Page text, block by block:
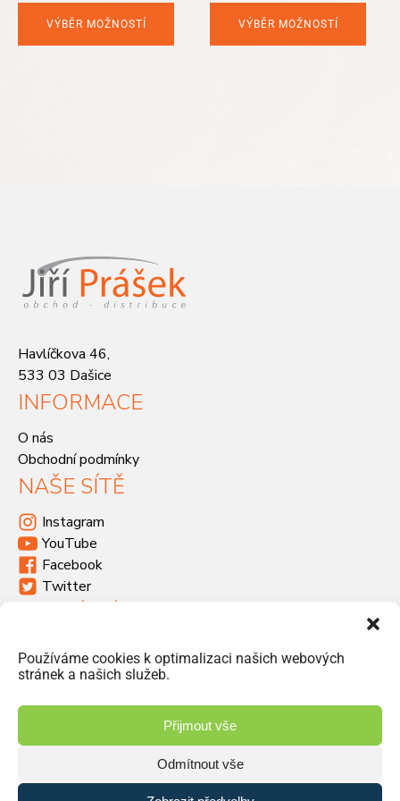
Používáme cookies k optimalizaci našich webových
stránek a našich služeb.
Přijmout vše
Odmítnout vše
VÝBĚR MOŽNOSTÍ
was:
225 Kč.
150 Kč.
VÝBĚR MOŽNOSTÍ
Havlíčkova 46,
533 03 Dašice
INFORMACE
O nás
Obchodní podmínky
NAŠE SÍTĚ
Instagram
YouTube
Facebook
Twitter
Havlíčkova 46, 533 03 Dašice
+420 466 951 103